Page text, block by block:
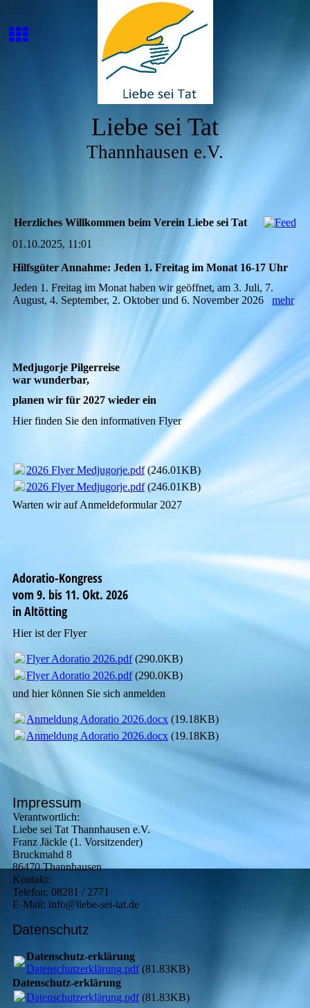
Liebe sei Tat
Thannhausen e.V.
Herzliches Willkommen beim Verein Liebe sei Tat
01.10.2025, 11:01
Hilfsgüter Annahme: Jeden 1. Freitag im Monat 16-17 Uhr
Jeden 1. Freitag im Monat haben wir geöffnet, am 3. Juli, 7.
August, 4. September, 2. Oktober und 6. November 2026 mehr
Medjugorje Pilgerreise
war wunderbar,
planen wir für 2027 wieder ein
Hier finden Sie den informativen Flyer
2026 Flyer Medjugorje.pdf(246.01KB)
2026 Flyer Medjugorje.pdf(246.01KB)
Warten wir auf Anmeldeformular 2027
Adoratio-Kongress
vom 9. bis 11. Okt. 2026
in Altötting
Hier ist der Flyer
Flyer Adoratio 2026.pdf(290.0KB)
Flyer Adoratio 2026.pdf(290.0KB)
und hier können Sie sich anmelden
Anmeldung Adoratio 2026.docx(19.18KB)
Anmeldung Adoratio 2026.docx(19.18KB)
Impressum
Verantwortlich:
Liebe sei Tat Thannhausen e.V.
Franz Jäckle (1. Vorsitzender)
Bruckmahd 8
86470 Thannhausen
Kontakt:
Telefon: 08281 / 2771
E-Mail: info@liebe-sei-tat.de
Datenschutz
Datenschutz-erklärung
Datenschutzerklärung.pdf(81.83KB)
Datenschutz-erklärung
Datenschutzerklärung.pdf(81.83KB)